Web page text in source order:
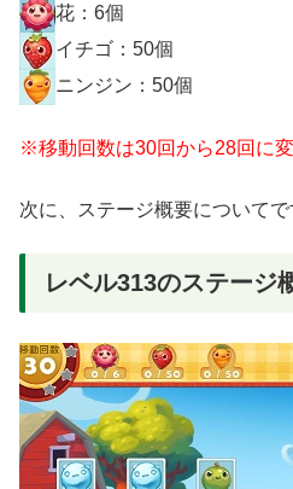
花：6個
イチゴ：50個
ニンジン：50個
※移動回数は30回から28回に
次に、ステージ概要についてで
レベル313のステージ